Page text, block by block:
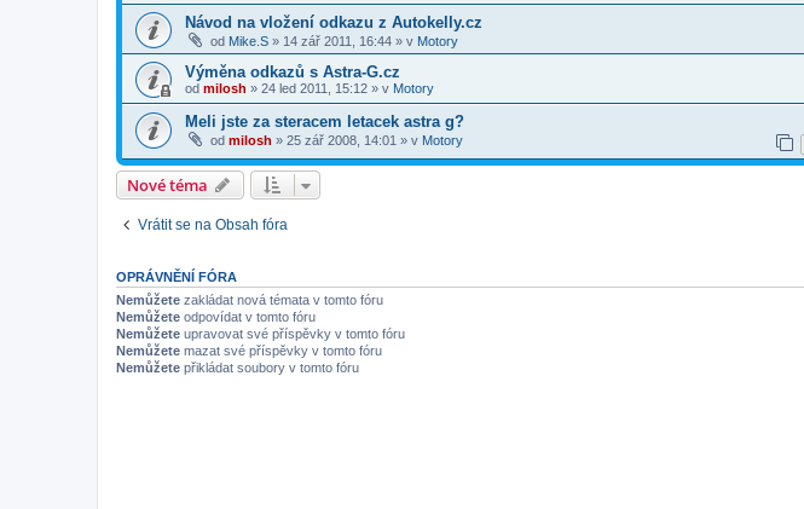
Návod na vložení odkazu z Autokelly.cz
od Mike.S » 14 zář 2011, 16:44 » v Motory
Výměna odkazů s Astra-G.cz
od milosh » 24 led 2011, 15:12 » v Motory
Meli jste za steracem letacek astra g?
od milosh » 25 zář 2008, 14:01 » v Motory
Nové téma
Vrátit se na Obsah fóra
OPRÁVNĚNÍ FÓRA
Nemůžete zakládat nová témata v tomto fóru
Nemůžete odpovídat v tomto fóru
Nemůžete upravovat své příspěvky v tomto fóru
Nemůžete mazat své příspěvky v tomto fóru
Nemůžete přikládat soubory v tomto fóru